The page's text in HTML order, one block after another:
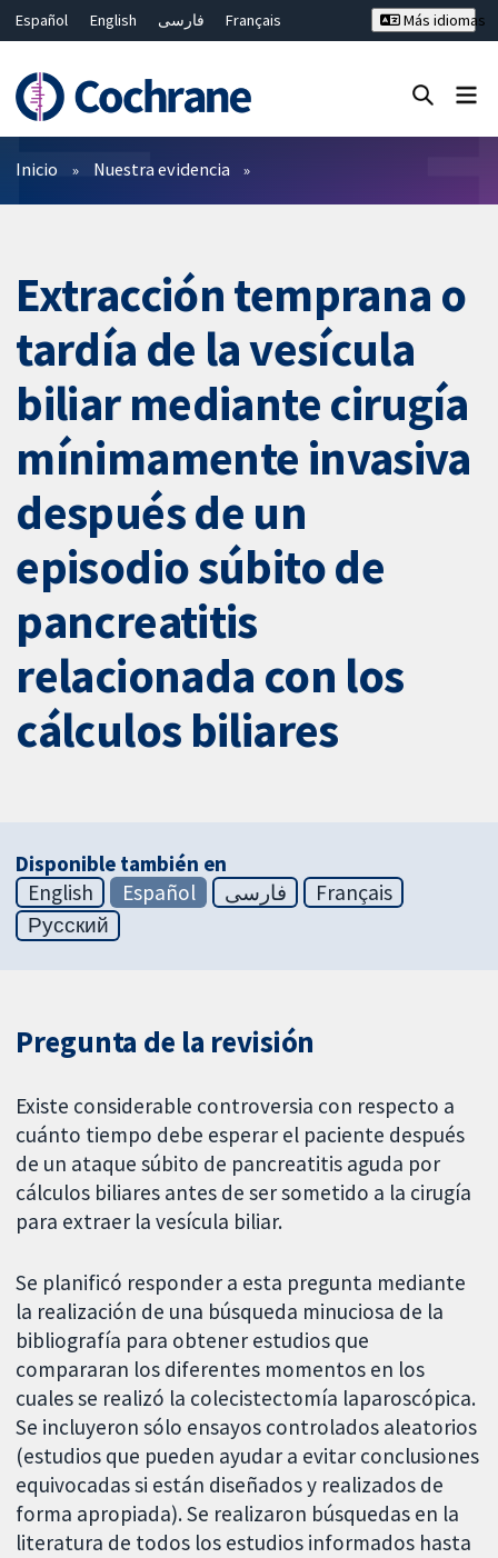
Español English فارسی
Français
Bahasa Malaysia
ไทย 繁體中文
Más idiomas
Filtros
Inicio Nuestra evidencia
Extracción temprana o
tardía de la vesícula
biliar mediante cirugía
mínimamente invasiva
después de un
episodio súbito de
pancreatitis
relacionada con los
cálculos biliares
Disponible también en
English
Español فارسی
Français
Русский
Pregunta de la revisión
Existe considerable controversia con respecto a
cuánto tiempo debe esperar el paciente después
de un ataque súbito de pancreatitis aguda por
cálculos biliares antes de ser sometido a la cirugía
para extraer la vesícula biliar.
Se planificó responder a esta pregunta mediante
la realización de una búsqueda minuciosa de la
bibliografía para obtener estudios que
compararan los diferentes momentos en los
cuales se realizó la colecistectomía laparoscópica.
Se incluyeron sólo ensayos controlados aleatorios
(estudios que pueden ayudar a evitar conclusiones
equivocadas si están diseñados y realizados de
forma apropiada). Se realizaron búsquedas en la
literatura de todos los estudios informados hasta